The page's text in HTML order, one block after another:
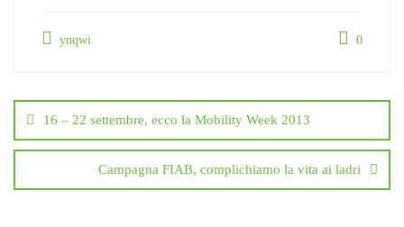
ynqwi 0
articoli
16 – 22 settembre, ecco la Mobility Week 2013
Campagna FIAB, complichiamo la vita ai ladri